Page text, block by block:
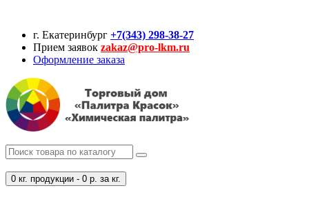
г. Екатеринбург +7(343) 298-38-27
Прием заявок zakaz@pro-lkm.ru
Оформление заказа
0 кг. продукции - 0 р. за кг.